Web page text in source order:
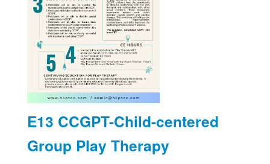
E13 CCGPT-Child-centered
Group Play Therapy